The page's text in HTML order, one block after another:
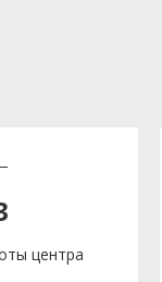
центра